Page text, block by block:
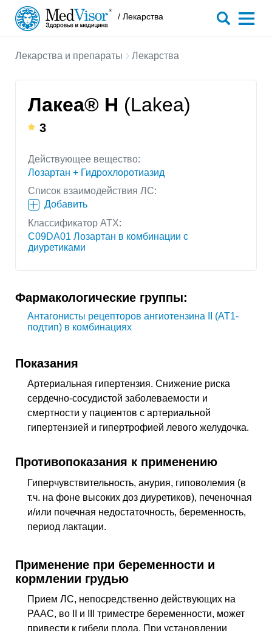
/ Лекарства
Лекарства и препараты Лекарства
Лакеа® Н (Lakea)
3
Действующее вещество:
Лозартан + Гидрохлоротиазид
Список взаимодействия ЛС:
Добавить
Классификатор АТХ:
C09DA01 Лозартан в комбинации с
диуретиками
Фармакологические группы:
Антагонисты рецепторов ангиотензина II (AT1-
подтип) в комбинациях
Показания
Артериальная гипертензия. Снижение риска
сердечно-сосудистой заболеваемости и
смертности у пациентов с артериальной
гипертензией и гипертрофией левого желудочка.
Противопоказания к применению
Гиперчувствительность, анурия, гиповолемия (в
т.ч. на фоне высоких доз диуретиков), печеночная
и/или почечная недостаточность, беременность,
период лактации.
Применение при беременности и
кормлении грудью
Прием ЛС, непосредственно действующих на
РААС, во II и III триместре беременности, может
привести к гибели плода. При установлении